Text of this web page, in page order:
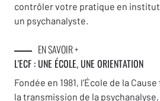
contrôler votre pratique en
un psychanalyste.
EN SAVOIR +
L'ECF : UNE ÉCOLE, UNE ORIENTATION
Fondée en 1981, l’École de la
la transmission de la